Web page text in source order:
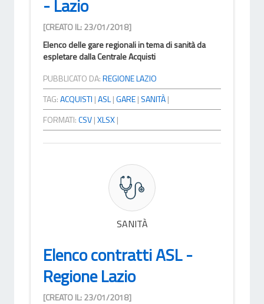
- Lazio
[CREATO IL: 23/01/2018]
Elenco delle gare regionali in tema di sanità da
espletare dalla Centrale Acquisti
PUBBLICATO DA:REGIONE LAZIO
TAG:ACQUISTI |ASL|GARE| SANITÀ|
FORMATI:CSV|XLSX|
SANITÀ
Elenco contratti ASL -
Regione Lazio
[CREATO IL: 23/01/2018]